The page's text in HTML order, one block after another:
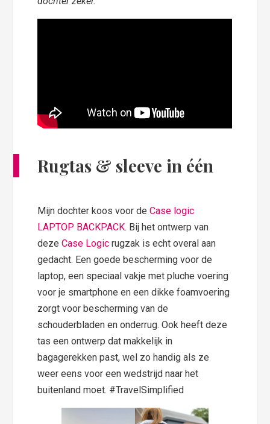
Rugtas & sleeve in één
Mijn dochter koos voor deCase logic
LAPTOP BACKPACK. Bij het ontwerp van
dezeCase Logic rugzak is echt overal aan
gedacht. Een goede bescherming voor de
laptop, een speciaal vakje met pluche voering
voor je smartphone en een dikke foamvoering
zorgt voor bescherming van de
schouderbladen en onderrug. Ook heeft deze
tas een ontwerp dat makkelijk in
bagagerekken past, wel zo handig als ze
weer eens voor een wedstrijd naar het
buitenland moet. #TravelSimplified